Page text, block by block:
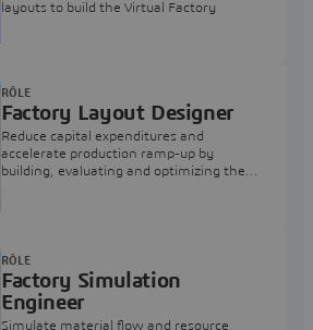
layouts to build the Virtual Factory
Factory Layout Designer
Reduce capital expenditures and
accelerate production ramp-up by
building, evaluating and optimizing the
RÔLE
Factory Simulation
Engineer
Simulate material flow and resource
RÔLE